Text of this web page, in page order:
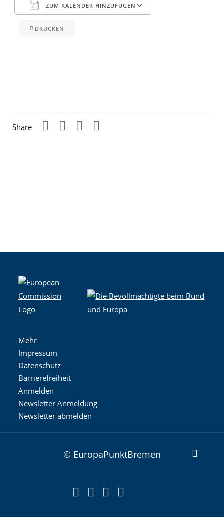
ZUM KALENDER HINZUFÜGEN
ICS herunterladen
Google Kalender
DRUCKEN
Share
Mehr
Impressum
Datenschutz
Barrierefreiheit
Anmelden
Newsletter Anmeldung
Newsletter abmelden
© EuropaPunktBremen